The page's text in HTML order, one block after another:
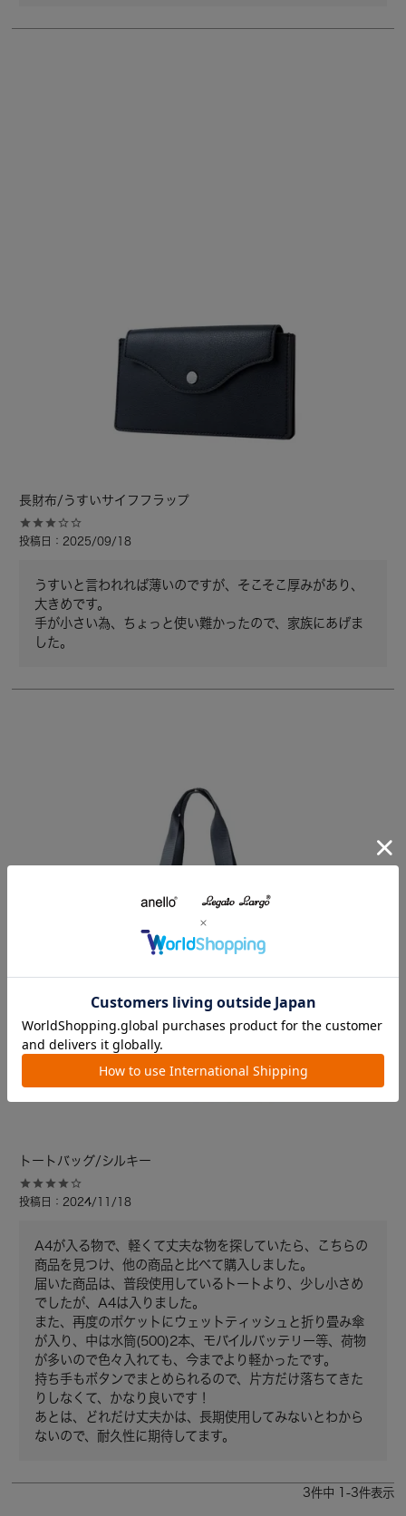
長財布/うすいサイフフラップ
投稿日 2025/09/18
うすいと言われれば薄いのですが、そこそこ厚みがあり、
大きめです。
手が小さい為、ちょっと使い難かったので、家族にあげま
した。
トートバッグ/シルキー
投稿日 2024/11/18
A4が入る物で、軽くて丈夫な物を探していたら、こちらの
商品を見つけ、他の商品と比べて購入しました。
届いた商品は、普段使用しているトートより、少し小さめ
でしたが、A4は入りました。
また、再度のポケットにウェットティッシュと折り畳み傘
が入り、中は水筒(500)2本、モバイルバッテリー等、荷物
が多いので色々入れても、今までより軽かったです。
持ち手もボタンでまとめられるので、片方だけ落ちてきた
りしなくて、かなり良いです！
あとは、どれだけ丈夫かは、長期使用してみないとわから
ないので、耐久性に期待してます。
3件中 -3件表示